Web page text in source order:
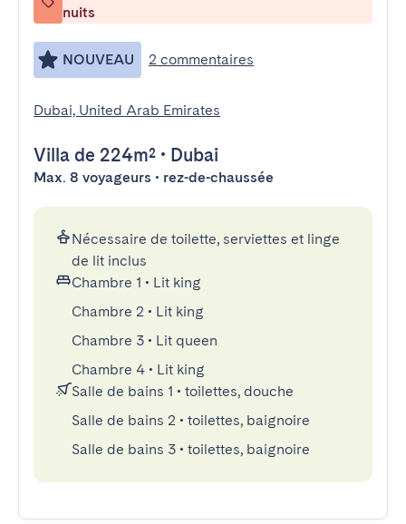
nuits
NOUVEAU 2 commentaires
Dubai, United Arab Emirates
Villa de 224m² • Dubai
Max. 8 voyageurs • rez-de-chaussée
Nécessaire de toilette, serviettes et linge
de lit inclus
Chambre 1 • Lit king
Chambre 2 • Lit king
Chambre 3 • Lit queen
Chambre 4 • Lit king
Salle de bains 1 • toilettes, douche
Salle de bains 2 • toilettes, baignoire
Salle de bains 3 • toilettes, baignoire